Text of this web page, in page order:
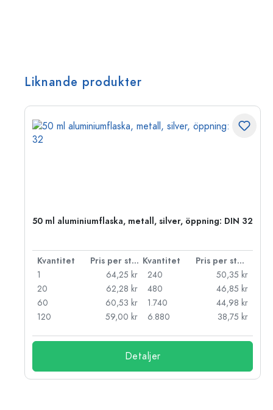
Liknande produkter
50 ml aluminiumflaska, metall, silver, öppning: DIN 32
Kvantitet Pris per styck Kvantitet
Pris per styck
1
64,25 kr
20
62,28 kr
60
60,53 kr
120
59,00 kr
240
50,35 kr
480
46,85 kr
1.740
44,98 kr
6.880
38,75 kr
Detaljer